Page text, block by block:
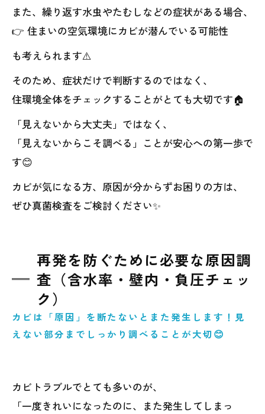
また、繰り返す水虫やたむしなどの症状がある場合、
👉 住まいの空気環境にカビが潜んでいる可能性
も考えられます⚠️
そのため、症状だけで判断するのではなく、
住環境全体をチェックすることがとても大切です🏠
「見えないから大丈夫」ではなく、
「見えないからこそ調べる」ことが安心への第一歩で
す😊
カビが気になる方、原因が分からずお困りの方は、
ぜひ真菌検査をご検討ください✨
再発を防ぐために必要な原因調
査（含水率・壁内・負圧チェッ
ク）
カビは「原因」を断たないとまた発生します！見
えない部分までしっかり調べることが大切😊
カビトラブルでとても多いのが、
「一度きれいになったのに、また発生してしまっ